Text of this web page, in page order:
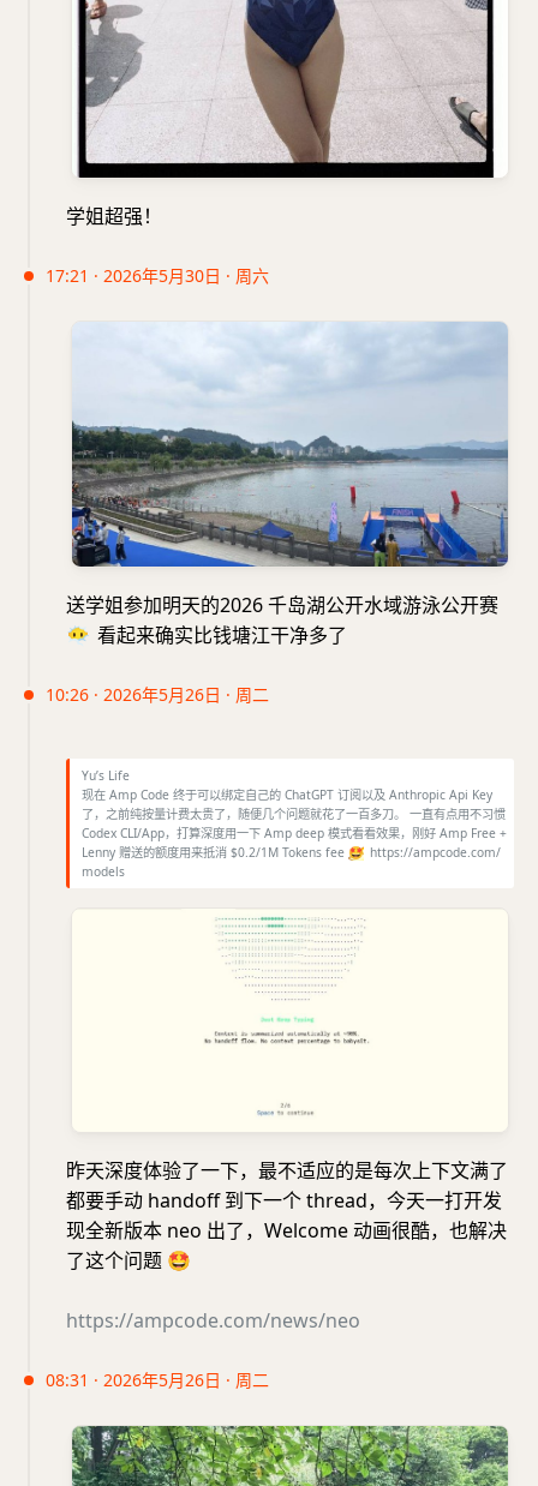
学姐超强！
17:21 · 2026年5月30日 · 周六
送学姐参加明天的2026 千岛湖公开水域游泳公开赛
😶‍🌫️ 看起来确实比钱塘江干净多了
10:26 · 2026年5月26日 · 周二
Yu’s Life
现在 Amp Code 终于可以绑定自己的 ChatGPT 订阅以及 Anthropic Api Key
了，之前纯按量计费太贵了，随便几个问题就花了一百多刀。 一直有点用不习惯
Codex CLI/App，打算深度用一下 Amp deep 模式看看效果，刚好 Amp Free +
Lenny 赠送的额度用来抵消 $0.2/1M Tokens fee 🤩 https://ampcode.com/
models
昨天深度体验了一下，最不适应的是每次上下文满了
都要手动 handoff 到下一个 thread，今天一打开发
现全新版本 neo 出了，Welcome 动画很酷，也解决
了这个问题 🤩
https://ampcode.com/news/neo
08:31 · 2026年5月26日 · 周二